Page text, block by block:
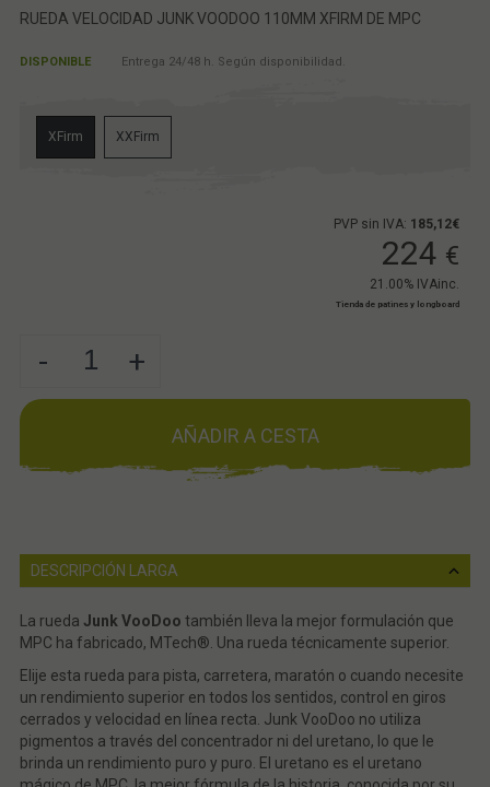
RUEDA VELOCIDAD JUNK VOODOO 110MM XFIRM DE MPC
DISPONIBLE Entrega 24/48 h. Según disponibilidad.
XFirm XXFirm
PVP sin IVA: 185,12€
224 €
21.00% IVAinc.
Tienda de patines y longboard
- +
AÑADIR A CESTA
DESCRIPCIÓN LARGA
La rueda Junk VooDoo también lleva la mejor formulación que
MPC ha fabricado, MTech®. Una rueda técnicamente superior.
Elije esta rueda para pista, carretera, maratón o cuando necesite
un rendimiento superior en todos los sentidos, control en giros
cerrados y velocidad en línea recta. Junk VooDoo no utiliza
pigmentos a través del concentrador ni del uretano, lo que le
brinda un rendimiento puro y puro. El uretano es el uretano